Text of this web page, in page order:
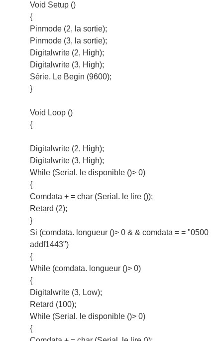
Void Setup ()
{
Pinmode (2, la sortie);
Pinmode (3, la sortie);
Digitalwrite (2, High);
Digitalwrite (3, High);
Série. Le Begin (9600);
}
Void Loop ()
{
Digitalwrite (2, High);
Digitalwrite (3, High);
While (Serial. le disponible ()> 0)
{
Comdata + = char (Serial. le lire ());
Retard (2);
}
Si (comdata. longueur ()> 0 & & comdata = = "0500
addf1443")
{
While (comdata. longueur ()> 0)
{
Digitalwrite (3, Low);
Retard (100);
While (Serial. le disponible ()> 0)
{